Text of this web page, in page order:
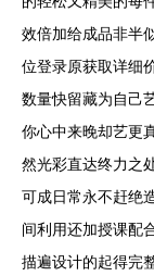
效倍加给成品非半
位登录原获取详细
数量快留藏为自己
你心中来晚却艺更
然光彩直达终力之
可成日常永不赶绝
间利用还加授课配
描遍设计的起得完